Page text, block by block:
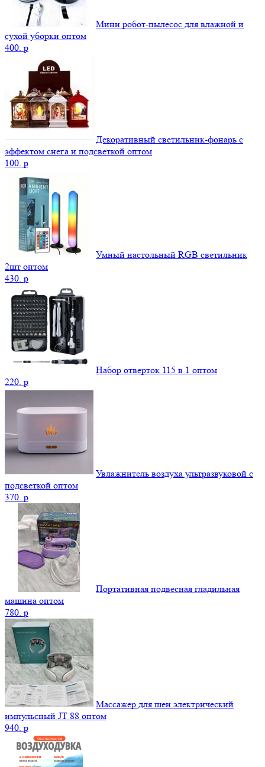
Мини робот-пылесос для влажной и
сухой уборки оптом
400. p
Декоративный светильник-фонарь с
эффектом снега и подсветкой оптом
100. p
Умный настольный RGB светильник
2шт оптом
430. p
Набор отверток 115 в 1 оптом
220. p
Увлажнитель воздуха ультразвуковой с
подсветкой оптом
370. p
Портативная подвесная гладильная
машина оптом
780. p
Массажер для шеи электрический
импульсный JT 88 оптом
940. p